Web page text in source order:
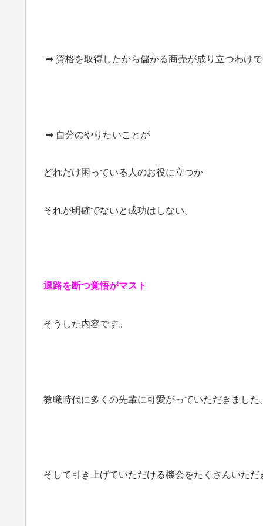
➡ 資格を取得したから儲かる商売が成り立つわけ
➡ 自分のやりたいことが
どれだけ困っている人のお役に立つか
それが明確でないと成功はしない。
退路を断つ覚悟がマスト
そうした内容です。
教職時代に多くの先輩に可愛がっていただきました
そして引き上げていただける機会をたくさんいただ